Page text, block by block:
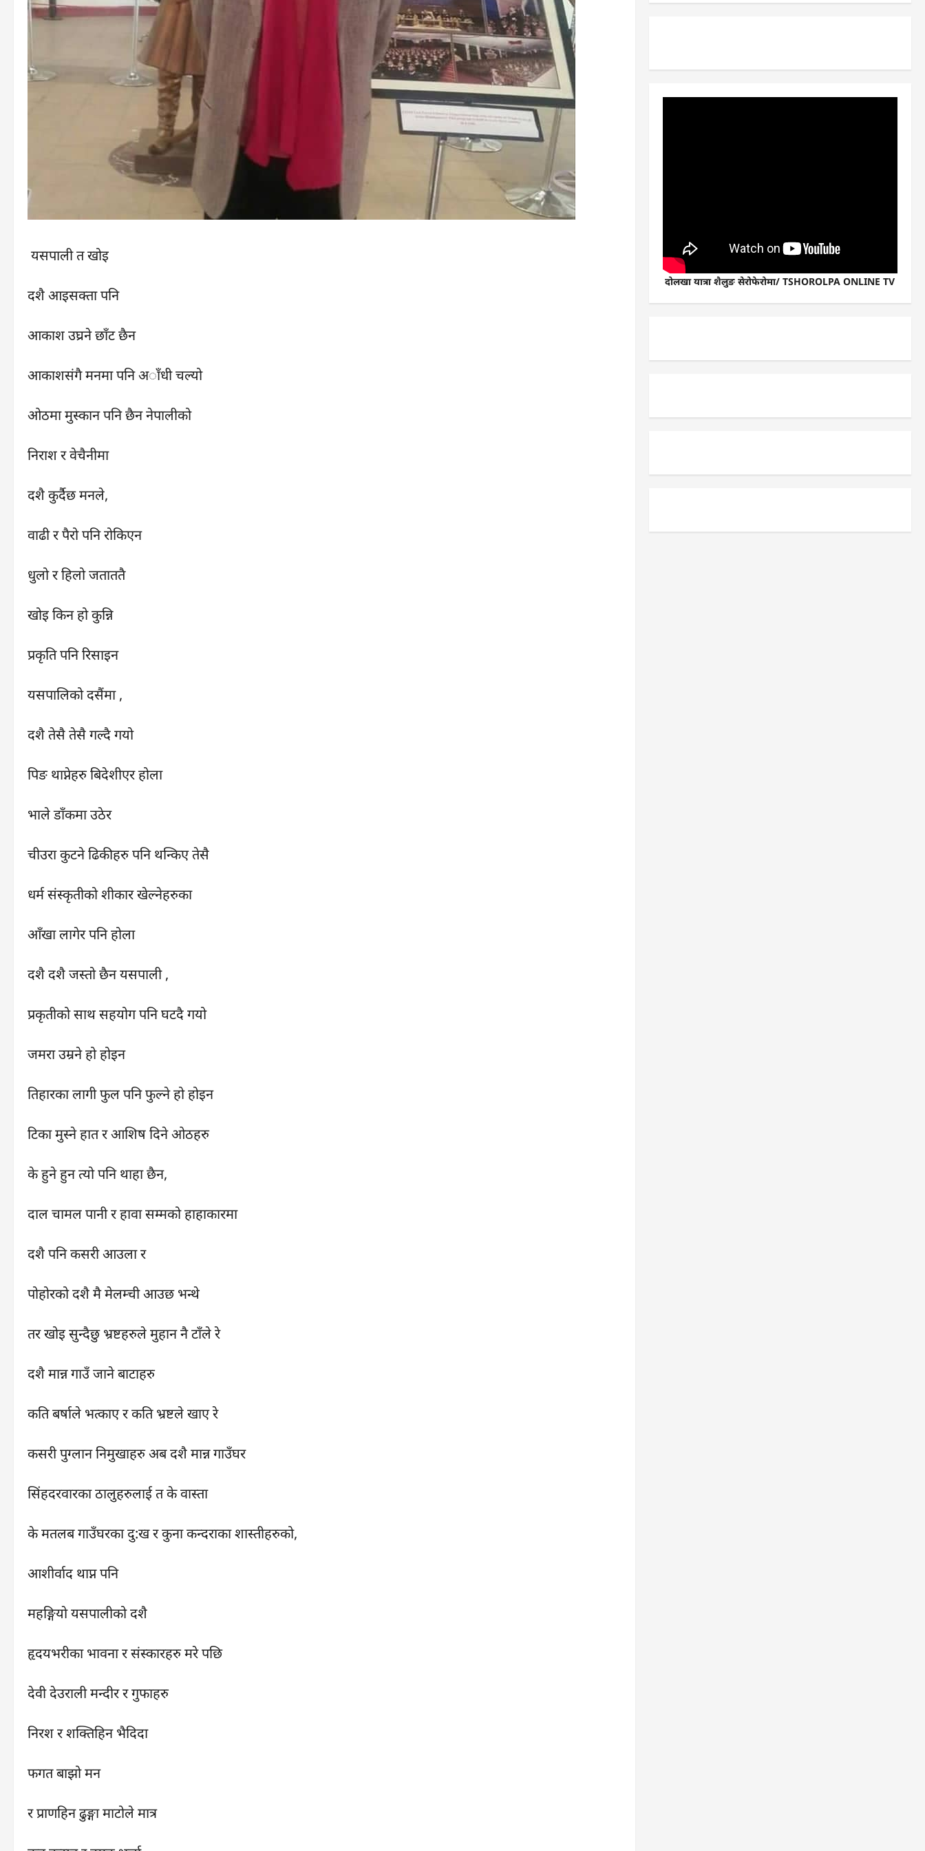
यसपाली त खोइ
दशै आइसक्ता पनि
आकाश उघ्रने छाँट छैन
आकाशसंगै मनमा पनि अाँधी चल्यो
ओठमा मुस्कान पनि छैन नेपालीको
निराश र वेचैनीमा
दशै कुर्दैछ मनले,
वाढी र पैरो पनि रोकिएन
धुलो र हिलो जताततै
खोइ किन हो कुन्नि
प्रकृति पनि रिसाइन
यसपालिको दसैंमा ,
दशै तेसै तेसै गल्दै गयो
पिङ थाप्नेहरु बिदेशीएर होला
भाले डाँकमा उठेर
चीउरा कुटने ढिकीहरु पनि थन्किए तेसै
धर्म संस्कृतीको शीकार खेल्नेहरुका
आँखा लागेर पनि होला
दशै दशै जस्तो छैन यसपाली ,
प्रकृतीको साथ सहयोग पनि घटदै गयो
जमरा उम्रने हो होइन
तिहारका लागी फुल पनि फुल्ने हो होइन
टिका मुस्ने हात र आशिष दिने ओठहरु
के हुने हुन त्यो पनि थाहा छैन,
दाल चामल पानी र हावा सम्मको हाहाकारमा
दशै पनि कसरी आउला र
पोहोरको दशै मै मेलम्ची आउछ भन्थे
तर खोइ सुन्दैछु भ्रष्टहरुले मुहान नै टाँले रे
दशै मान्न गाउँ जाने बाटाहरु
कति बर्षाले भत्काए र कति भ्रष्टले खाए रे
कसरी पुग्लान निमुखाहरु अब दशै मान्न गाउँघर
सिंहदरवारका ठालुहरुलाई त के वास्ता
के मतलब गाउँघरका दु:ख र कुना कन्दराका शास्तीहरुको,
आशीर्वाद थाप्न पनि
महङ्गियाे यसपालीको दशै
हृदयभरीका भावना र संस्कारहरु मरे पछि
देवी देउराली मन्दीर र गुफाहरु
निरश र शक्तिहिन भैदिदा
फगत बाझो मन
र प्राणहिन ढुङ्गा माटोले मात्र
दोलखा यात्रा शैलुङ सेरोफेरोमा/ TSHOROLPA ONLINE TV